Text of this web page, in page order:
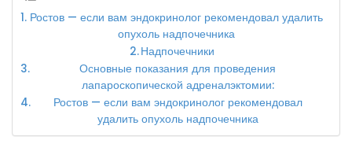
Ростов — если вам эндокринолог рекомендовал удалить
опухоль надпочечника
Надпочечники
Основные показания для проведения
лапароскопической адреналэктомии:
Ростов — если вам эндокринолог рекомендовал
удалить опухоль надпочечника